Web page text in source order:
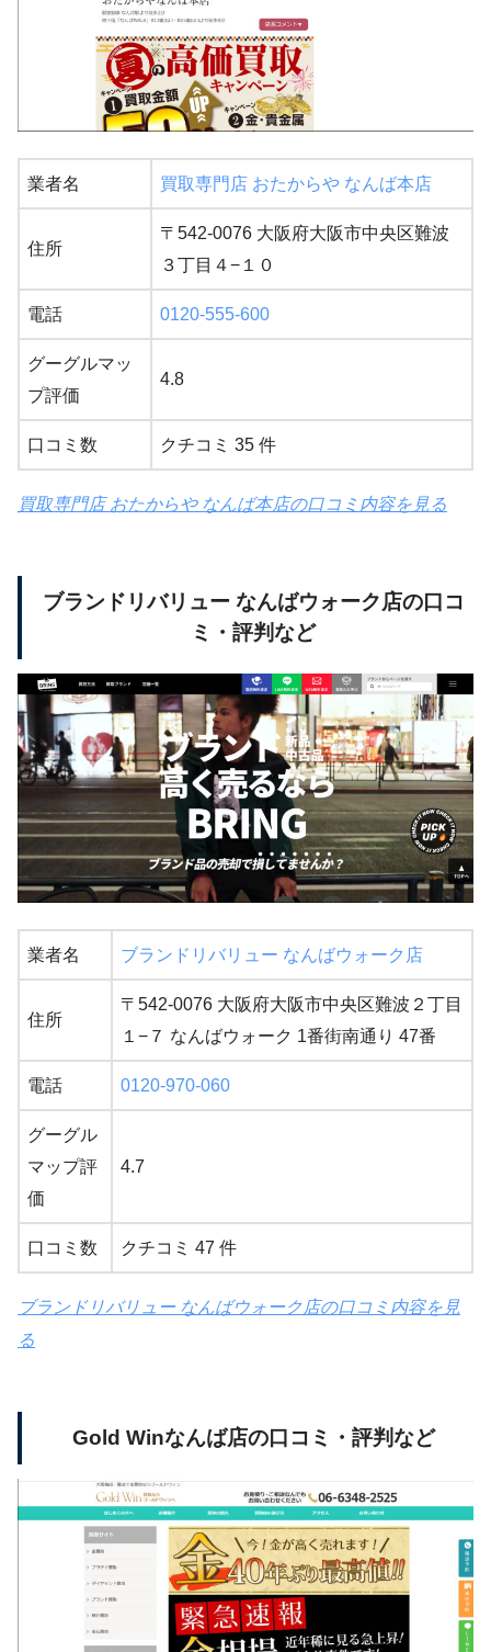
業者名 買取専門店 おたからや なんば本店
住所
〒542-0076 大阪府大阪市中央区難波
３丁目４−１０
電話 0120-555-600
グーグルマッ
プ評価
4.8
口コミ数 クチコミ 35 件
買取専門店 おたからや なんば本店の口コミ内容を見る
ブランドリバリュー なんばウォーク店の口コ
ミ・評判など
業者名 ブランドリバリュー なんばウォーク店
住所
〒542-0076 大阪府大阪市中央区難波２丁目
１−７ なんばウォーク 1番街南通り 47番
電話 0120-970-060
グーグル
マップ評
価
4.7
口コミ数 クチコミ 47 件
ブランドリバリュー なんばウォーク店の口コミ内容を見
る
Gold Winなんば店の口コミ・評判など